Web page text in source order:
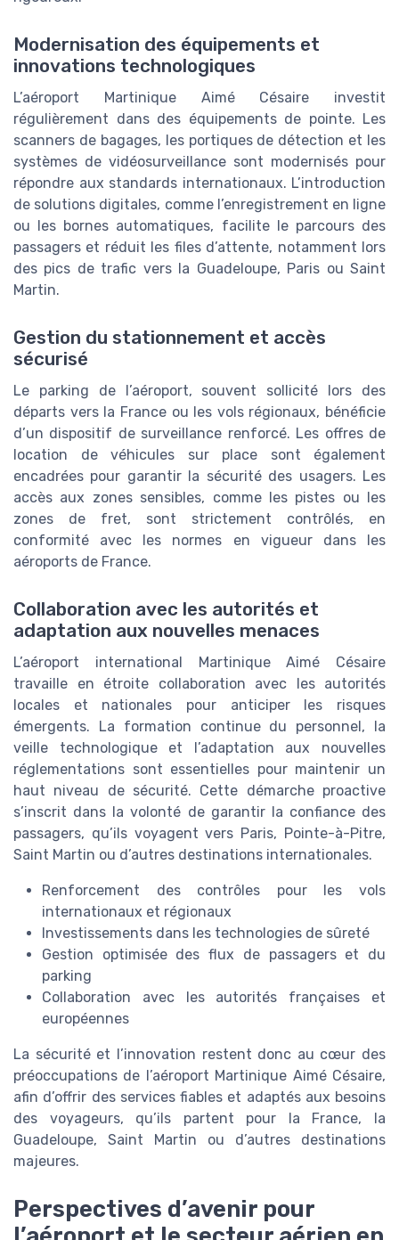
Modernisation des équipements et
innovations technologiques
L’aéroport Martinique Aimé Césaire investit
régulièrement dans des équipements de pointe. Les
scanners de bagages, les portiques de détection et les
systèmes de vidéosurveillance sont modernisés pour
répondre aux standards internationaux. L’introduction
de solutions digitales, comme l’enregistrement en ligne
ou les bornes automatiques, facilite le parcours des
passagers et réduit les files d’attente, notamment lors
des pics de trafic vers la Guadeloupe, Paris ou Saint
Martin.
Gestion du stationnement et accès
sécurisé
Le parking de l’aéroport, souvent sollicité lors des
départs vers la France ou les vols régionaux, bénéficie
d’un dispositif de surveillance renforcé. Les offres de
location de véhicules sur place sont également
encadrées pour garantir la sécurité des usagers. Les
accès aux zones sensibles, comme les pistes ou les
zones de fret, sont strictement contrôlés, en
conformité avec les normes en vigueur dans les
aéroports de France.
Collaboration avec les autorités et
adaptation aux nouvelles menaces
L’aéroport international Martinique Aimé Césaire
travaille en étroite collaboration avec les autorités
locales et nationales pour anticiper les risques
émergents. La formation continue du personnel, la
veille technologique et l’adaptation aux nouvelles
réglementations sont essentielles pour maintenir un
haut niveau de sécurité. Cette démarche proactive
s’inscrit dans la volonté de garantir la confiance des
passagers, qu’ils voyagent vers Paris, Pointe-à-Pitre,
Saint Martin ou d’autres destinations internationales.
Renforcement des contrôles pour les vols
internationaux et régionaux
Investissements dans les technologies de sûreté
Gestion optimisée des flux de passagers et du
parking
Collaboration avec les autorités françaises et
européennes
La sécurité et l’innovation restent donc au cœur des
préoccupations de l’aéroport Martinique Aimé Césaire,
afin d’offrir des services fiables et adaptés aux besoins
des voyageurs, qu’ils partent pour la France, la
Guadeloupe, Saint Martin ou d’autres destinations
majeures.
Perspectives d’avenir pour